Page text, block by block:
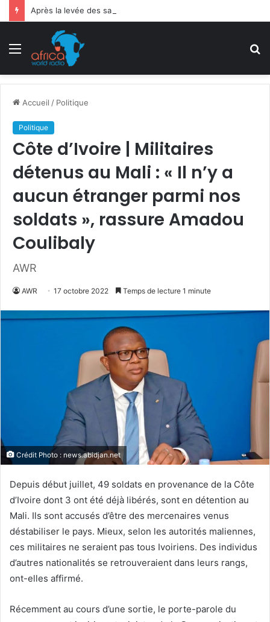
Menu
Accueil / Politique
Politique
Côte d’Ivoire | Militaires
détenus au Mali : « Il n’y a
aucun étranger parmi nos
soldats », rassure Amadou
Coulibaly
AWR
AWR 17 octobre 2022 Temps de lecture 1 minute
Crédit Photo : news.abidjan.net
Depuis début juillet, 49 soldats en provenance de la Côte
d’Ivoire dont 3 ont été déjà libérés, sont en détention au
Mali. Ils sont accusés d’être des mercenaires venus
déstabiliser le pays. Mieux, selon les autorités maliennes,
ces militaires ne seraient pas tous Ivoiriens. Des individus
d’autres nationalités se retrouveraient dans leurs rangs,
ont-elles affirmé.
Récemment au cours d’une sortie, le porte-parole du